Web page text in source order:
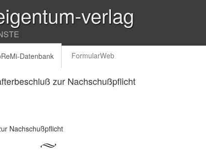
verlag
Datenbank FormularWeb
zur Nachschußpflicht
Nachschußpflicht